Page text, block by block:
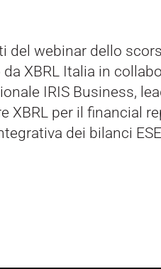
del webinar dello
XBRL Italia in
IRIS Business,
XBRL per il financial
dei bilanci